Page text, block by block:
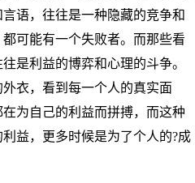
语，往往是一种隐藏的竞争和
可能有一个失败者。而那些看
是利益的博弈和心理的斗争。
衣，看到每一个人的真实面
为自己的利益而拼搏，而这种
益，更多时候是为了个人的?成